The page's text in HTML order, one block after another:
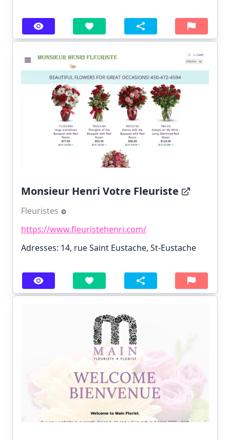
Monsieur Henri Votre Fleuriste
Fleuristes
https://www.fleuristehenri.com/
Adresses: 14, rue Saint Eustache, St-Eustache